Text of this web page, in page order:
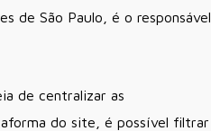
de São Paulo, é o responsável
de centralizar as
do site, é possível filtrar